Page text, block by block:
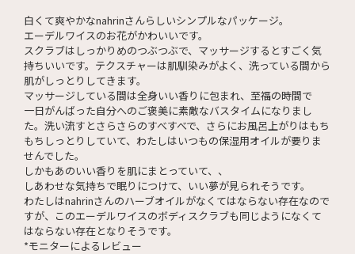
白くて爽やかなnahrinさんらしいシンプルなパッケージ。
エーデルワイスのお花がかわいいです。
スクラブはしっかりめのつぶつぶで、マッサージするとすごく気
持ちいいです。テクスチャーは肌馴染みがよく、洗っている間から
肌がしっとりしてきます。
マッサージしている間は全身いい香りに包まれ、至福の時間で
一日がんばった自分へのご褒美に素敵なバスタイムになりまし
た。洗い流すとさらさらのすべすべで、さらにお風呂上がりはもち
もちしっとりしていて、わたしはいつもの保湿用オイルが要りま
せんでした。
しかもあのいい香りを肌にまとっていて、、
しあわせな気持ちで眠りにつけて、いい夢が見られそうです。
わたしはnahrinさんのハーブオイルがなくてはならない存在なので
すが、このエーデルワイスのボディスクラブも同じようになくて
はならない存在となりそうです。
*モニターによるレビュー